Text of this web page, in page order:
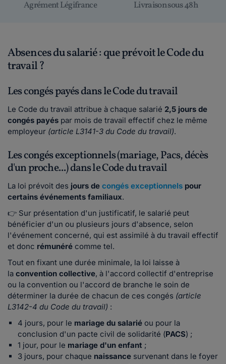
Agrément Légifrance Livraison sous 48h
Absences du salarié : que prévoit le Code du
travail ?
Les congés payés dans le Code du travail
Le Code du travail attribue à chaque salarié 2,5 jours de
congés payés par mois de travail effectif chez le même
employeur (article L3141-3 du Code du travail).
Les congés exceptionnels (mariage, Pacs, décès
d'un proche...) dans le Code du travail
La loi prévoit des jours de congés exceptionnels pour
certains événements familiaux.
👉 Sur présentation d'un justificatif, le salarié peut
bénéficier d'un ou plusieurs jours d'absence, selon
l'événement concerné, qui est assimilé à du travail effectif
et donc rémunéré comme tel.
Tout en fixant une durée minimale, la loi laisse à
la convention collective, à l'accord collectif d'entreprise
ou la convention ou l'accord de branche le soin de
déterminer la durée de chacun de ces congés (article
L3142-4 du Code du travail) :
4 jours, pour le mariage du salarié ou pour la
conclusion d'un pacte civil de solidarité (PACS) ;
1 jour, pour le mariage d'un enfant ;
3 jours, pour chaque naissance survenant dans le foyer